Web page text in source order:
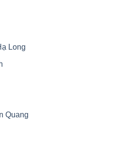
Long
Quang